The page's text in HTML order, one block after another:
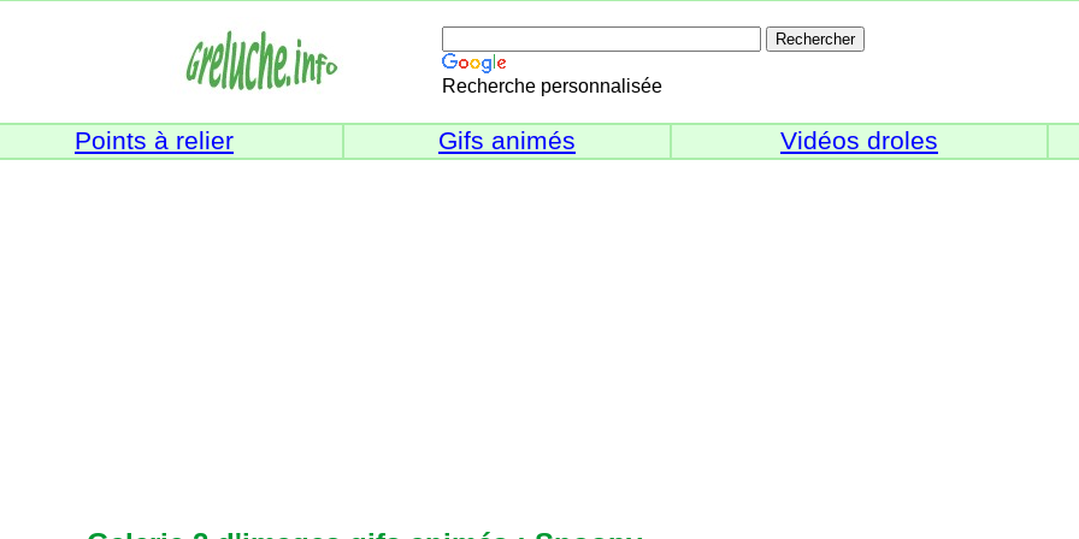
Recherche personnalisée
Points à relier Gifs animés Vidéos droles